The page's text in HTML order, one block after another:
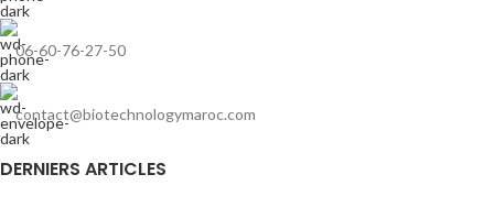
06-60-76-27-50
contact@biotechnologymaroc.com
DERNIERS ARTICLES